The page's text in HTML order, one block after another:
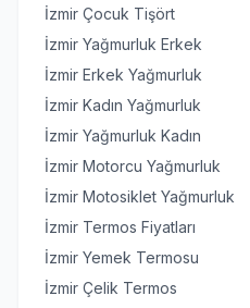
İzmir Çocuk Tişört
İzmir Yağmurluk Erkek
İzmir Erkek Yağmurluk
İzmir Kadın Yağmurluk
İzmir Yağmurluk Kadın
İzmir Motorcu Yağmurluk
İzmir Motosiklet Yağmurluk
İzmir Termos Fiyatları
İzmir Yemek Termosu
İzmir Çelik Termos